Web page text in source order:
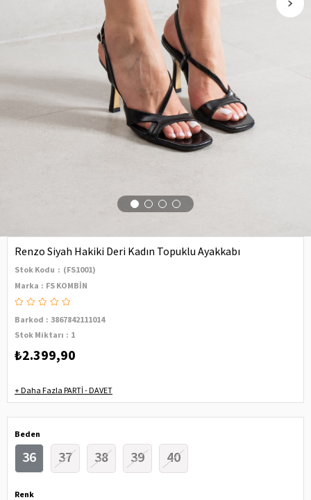
Renzo Siyah Hakiki Deri Kadın Topuklu Ayakkabı
Stok Kodu
(FS1001)
Marka : FS KOMBİN
Barkod : 3867842111014
Stok Miktarı : 1
₺2.399,90
+ Daha Fazla PARTİ - DAVET
Beden
36 37 38 39 40
Renk